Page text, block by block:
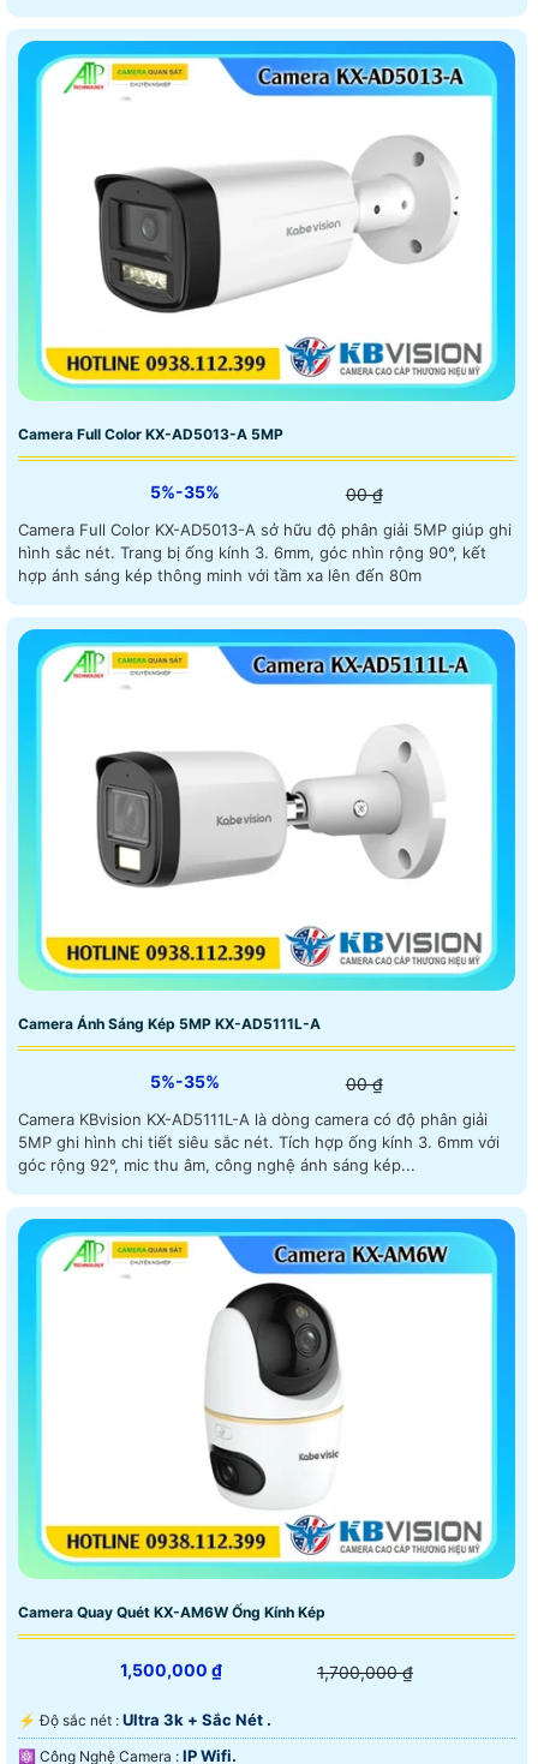
Camera Full Color KX-AD5013-A 5MP
5%-35% 00 ₫
Camera Full Color KX-AD5013-A sở hữu độ phân giải 5MP giúp ghi
hình sắc nét. Trang bị ống kính 3. 6mm, góc nhìn rộng 90°, kết
hợp ánh sáng kép thông minh với tầm xa lên đến 80m
Camera Ánh Sáng Kép 5MP KX-AD5111L-A
5%-35% 00 ₫
Camera KBvision KX-AD5111L-A là dòng camera có độ phân giải
5MP ghi hình chi tiết siêu sắc nét. Tích hợp ống kính 3. 6mm với
góc rộng 92°, mic thu âm, công nghệ ánh sáng kép...
Camera Quay Quét KX-AM6W Ống Kính Kép
1,500,000 ₫ 1,700,000 ₫
️⚡ Độ sắc nét : Ultra 3k + Sắc Nét .
⚛️ Công Nghệ Camera : IP Wifi.